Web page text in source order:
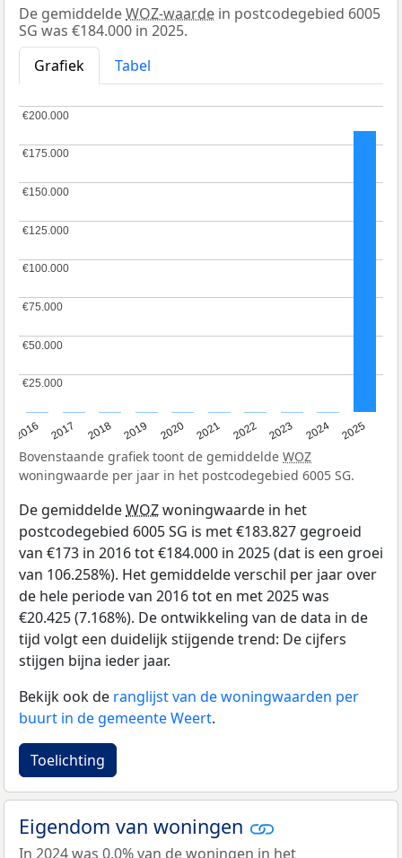
De gemiddeldeWOZ-waarde in postcodegebied 6005
SG was €184.000 in 2025.
Grafiek
Tabel
2016 2017 2018 2019 2020 2021 2022 2023 2024 2025
€25.000
€25.000
€50.000
€50.000
€75.000
€75.000
€100.000
€100.000
€125.000
€125.000
€150.000
€150.000
€175.000
€175.000
€200.000
€200.000
Bovenstaande grafiek toont de gemiddelde WOZ
woningwaarde per jaar in het postcodegebied 6005 SG.
De gemiddeldeWOZwoningwaarde in het
postcodegebied 6005 SG is met €183.827 gegroeid
van €173 in 2016 tot €184.000 in 2025 (dat is een groei
van 106.258%). Het gemiddelde verschil per jaar over
de hele periode van 2016 tot en met 2025 was
€20.425 (7.168%). De ontwikkeling van de data in de
tijd volgt een duidelijk stijgende trend: De cijfers
stijgen bijna ieder jaar.
Bekijk ook de ranglijst van de woningwaarden per
buurt in de gemeente Weert.
Toelichting
Eigendom van woningen
In 2024 was 0,0% van de woningen in het